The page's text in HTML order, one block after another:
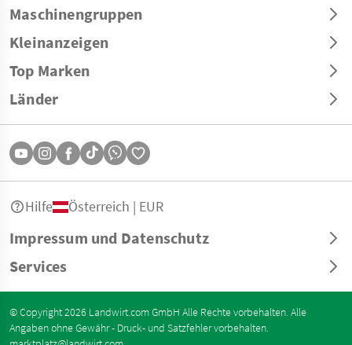
Maschinengruppen
Kleinanzeigen
Top Marken
Länder
Impressum und Datenschutz
Services
Hilfe Österreich | EUR
© Copyright 2026 Landwirt.com GmbH Alle Rechte vorbehalten. Alle
Angaben ohne Gewähr - Druck- und Satzfehler vorbehalten.